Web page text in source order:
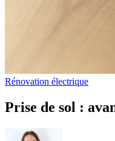
Rénovation électrique
Prise de sol :